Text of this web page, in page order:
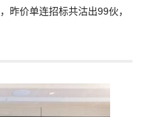
昨价单连招标共沽出99伙，